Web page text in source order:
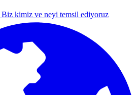
Biz kimiz ve neyi temsil ediyoruz